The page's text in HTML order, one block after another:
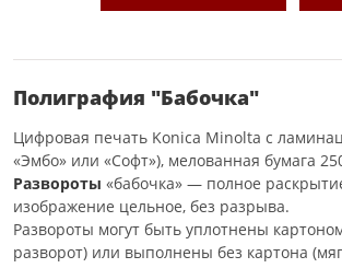
Полиграфия "Бабочка"
Цифровая печать Konica Minolta с
«Эмбо» или «Софт»), мелованная бумага
Развороты «бабочка» — полное
изображение цельное, без разрыва.
Развороты могут быть уплотнены
разворот) или выполнены без картона